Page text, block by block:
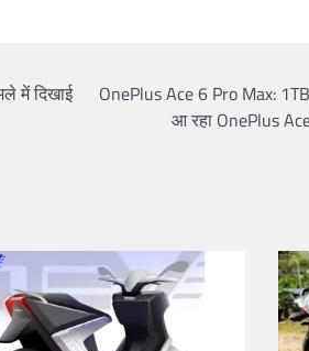
में दिखाई
OnePlus Ace 6 Pro Max:
आ रहा OnePlus